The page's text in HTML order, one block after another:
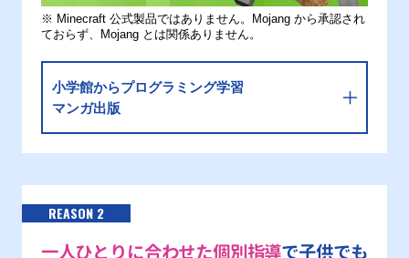
※ Minecraft 公式製品ではありません。Mojang から承認され
ておらず、Mojang とは関係ありません。
小学館からプログラミング学習
マンガ出版
REASON 2
一人ひとりに合わせた個別指導で子供でも